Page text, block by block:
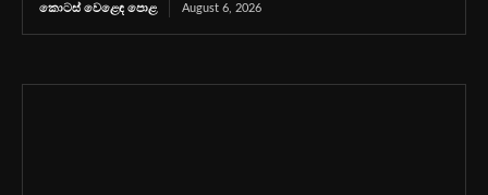
කොටස් වෙළෙඳ පොළ August 6, 2026